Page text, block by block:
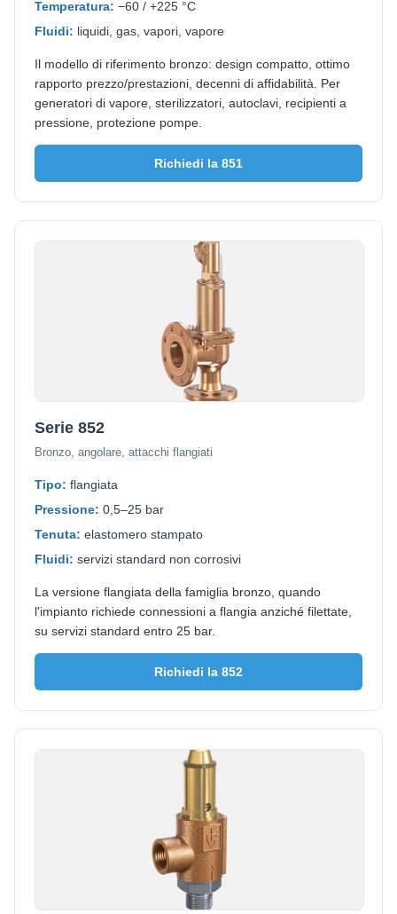
Temperatura: −60 / +225 °C
Fluidi: liquidi, gas, vapori, vapore
Il modello di riferimento bronzo: design compatto, ottimo
rapporto prezzo/prestazioni, decenni di affidabilità. Per
generatori di vapore, sterilizzatori, autoclavi, recipienti a
pressione, protezione pompe.
Richiedi la 851
Serie 852
Bronzo, angolare, attacchi flangiati
Tipo: flangiata
Pressione: 0,5–25 bar
Tenuta: elastomero stampato
Fluidi: servizi standard non corrosivi
La versione flangiata della famiglia bronzo, quando
l'impianto richiede connessioni a flangia anziché filettate,
su servizi standard entro 25 bar.
Richiedi la 852